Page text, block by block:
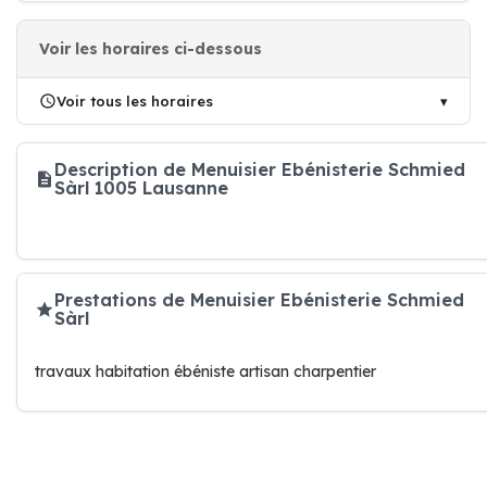
Voir les horaires ci-dessous
Voir tous les horaires
Description de Menuisier Ebénisterie Schmied
Sàrl 1005 Lausanne
Prestations de Menuisier Ebénisterie Schmied
Sàrl
travaux habitation ébéniste artisan charpentier